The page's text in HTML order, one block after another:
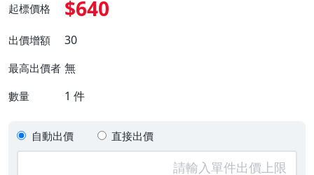
起標價格 $640
出價增額 30
最高出價者 無
數量 1 件
自動出價 直接出價